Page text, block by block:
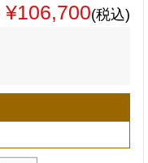
¥106,700(税込)